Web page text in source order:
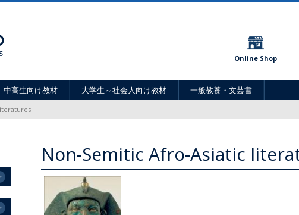
Online Shop
中高生向け教材 大学生～社会人向け教材 一般教養・文芸書
Non-Semitic Afro-Asiatic